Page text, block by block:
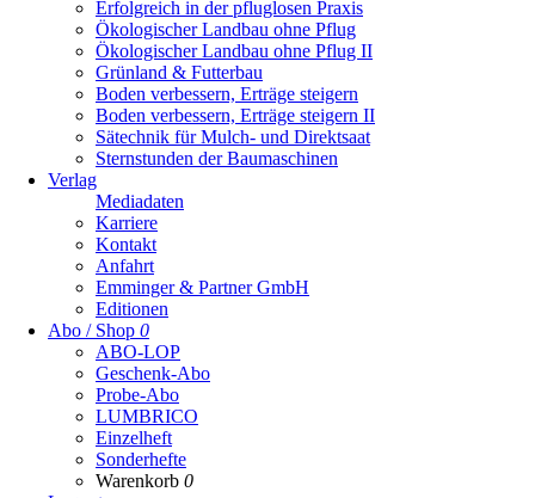
Erfolgreich in der pfluglosen Praxis
Ökologischer Landbau ohne Pflug
Ökologischer Landbau ohne Pflug II
Grünland & Futterbau
Boden verbessern, Erträge steigern
Boden verbessern, Erträge steigern II
Sätechnik für Mulch- und Direktsaat
Sternstunden der Baumaschinen
Verlag
Mediadaten
Karriere
Kontakt
Anfahrt
Emminger & Partner GmbH
Editionen
Abo / Shop 0
ABO-LOP
Geschenk-Abo
Probe-Abo
LUMBRICO
Einzelheft
Sonderhefte
Warenkorb 0